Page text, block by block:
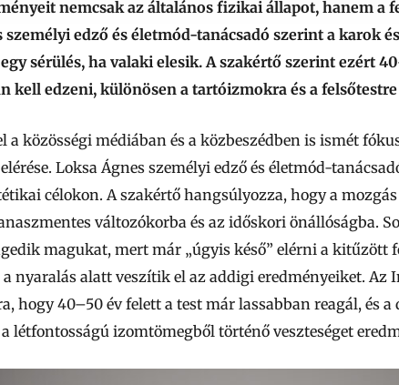
nemcsak az általános fizikai állapot, hanem a
edző és életmód-tanácsadó szerint a karok
sérülés, ha valaki elesik. A szakértő szerint ezért
kell edzeni, különösen a tartóizmokra és a
közösségi médiában és a közbeszédben is ismét
Loksa Ágnes személyi edző és életmód-
célokon. A szakértő hangsúlyozza, hogy a
változókorba és az időskori önállóságba.
magukat, mert már „úgyis késő” elérni a kitűzött
nyaralás alatt veszítik el az addigi eredményeiket. Az
hogy 40–50 év felett a test már lassabban reagál, és
létfontosságú izomtömegből történő veszteséget